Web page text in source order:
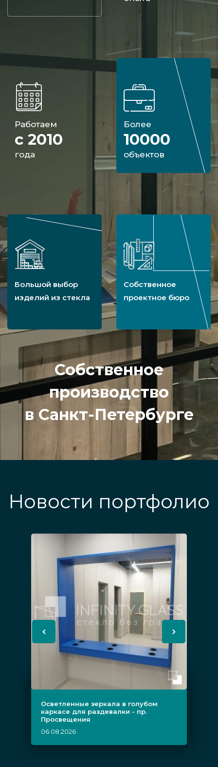
Работаем
с 2010
года
Более
10000
объектов
Большой выбор
изделий из стекла
Собственное
проектное бюро
Собственное
производство
в Санкт-Петербурге
Новости портфолио
Осветленные зеркала в голубом
каркасе для раздевалки - пр.
Просвещения
06.08.2026